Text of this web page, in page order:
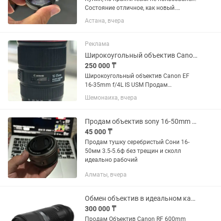
Состояние отличное, как новый.
Идеально подходит для макросъемки:
цветы, насекомые, украшения,
фокусировка на расстоянии...
Астана, вчера
Реклама
Широкоугольный объектив Canon EF 16-35mm f/4L IS USM
250 000 ₸
Широкоугольный объектив Canon EF
16-35mm f/4L IS USM Продам
широкоугольный объектив Canon
серии L в отличном состоянии. Canon
использовался, с момента покупки 1
год.
Шемонаиха, вчера
Продам объектив sony 16-50mm 3.5-5.6f
45 000 ₸
Продам тушку серебристый Сони 16-
50мм 3.5-5.6ф без трещин и сколл
идеально рабочий
Алматы, вчера
Обмен объектив в идеальном качестве
300 000 ₸
Продам Объектив Canon RF 600mm